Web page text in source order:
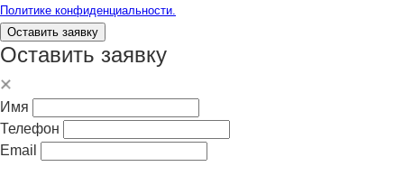
Политике конфиденциальности.
Оставить заявку
Оставить заявку
Имя
Телефон
Email